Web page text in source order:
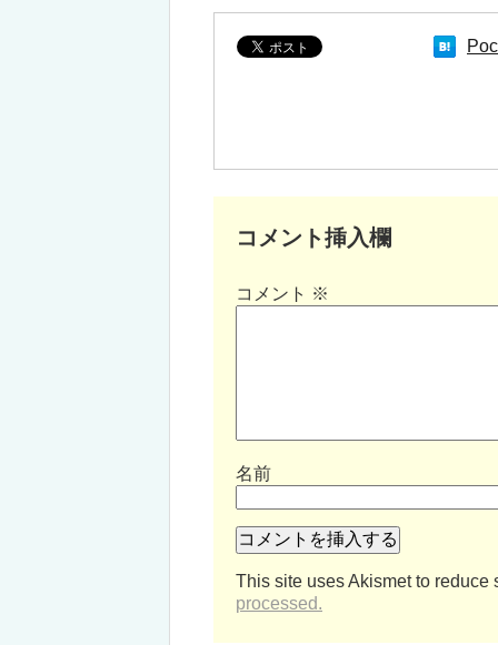
コメント挿入欄
コメント ※
名前
This site uses Akismet to reduce
processed.